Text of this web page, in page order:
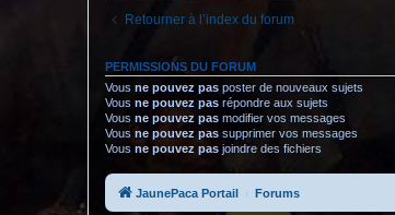
Retourner à l’index du forum
PERMISSIONS DU FORUM
Vous ne pouvez pas poster de nouveaux sujets
Vous ne pouvez pas répondre aux sujets
Vous ne pouvez pas modifier vos messages
Vous ne pouvez pas supprimer vos messages
Vous ne pouvez pas joindre des fichiers
JaunePaca Portail Forums